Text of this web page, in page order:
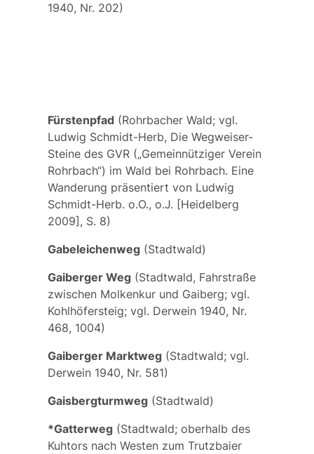
1940, Nr. 202)
Fürstenpfad(Rohrbacher Wald; vgl.
Ludwig Schmidt-Herb, Die Wegweiser-
Steine des GVR („Gemeinnütziger Verein
Rohrbach“) im Wald bei Rohrbach. Eine
Wanderung präsentiert von Ludwig
Schmidt-Herb. o.O., o.J. [Heidelberg
2009], S. 8)
Gabeleichenweg(Stadtwald)
Gaiberger Weg(Stadtwald, Fahrstraße
zwischen Molkenkur und Gaiberg; vgl.
Kohlhöfersteig; vgl. Derwein 1940, Nr.
468, 1004)
Gaiberger Marktweg(Stadtwald; vgl.
Derwein 1940, Nr. 581)
Gaisbergturmweg(Stadtwald)
*Gatterweg(Stadtwald; oberhalb des
Kuhtors nach Westen zum Trutzbaier